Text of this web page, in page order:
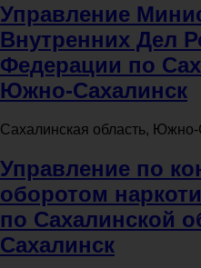
Управление
Внутренних Дел
Федерации по
Южно-Сахалинск
Сахалинская область,
Управление по
оборотом
по Сахалинской
Сахалинск